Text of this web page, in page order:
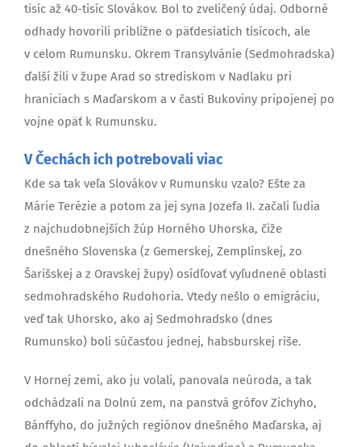
tisíc až 40-tisíc Slovákov. Bol to zveličený údaj. Odborné
odhady hovorili približne o päťdesiatich tisícoch, ale
v celom Rumunsku. Okrem Transylvánie (Sedmohradska)
ďalší žili v župe Arad so strediskom v Nadlaku pri
hraniciach s Maďarskom a v časti Bukoviny pripojenej po
vojne opäť k Rumunsku.
V Čechách ich potrebovali viac
Kde sa tak veľa Slovákov v Rumunsku vzalo? Ešte za
Márie Terézie a potom za jej syna Jozefa II. začali ľudia
z najchudobnejších žúp Horného Uhorska, čiže
dnešného Slovenska (z Gemerskej, Zemplínskej, zo
Šarišskej a z Oravskej župy) osídľovať vyľudnené oblasti
sedmohradského Rudohoria. Vtedy nešlo o emigráciu,
veď tak Uhorsko, ako aj Sedmohradsko (dnes
Rumunsko) boli súčasťou jednej, habsburskej ríše.
V Hornej zemi, ako ju volali, panovala neúroda, a tak
odchádzali na Dolnú zem, na panstvá grófov Zichyho,
Bánffyho, do južných regiónov dnešného Maďarska, aj